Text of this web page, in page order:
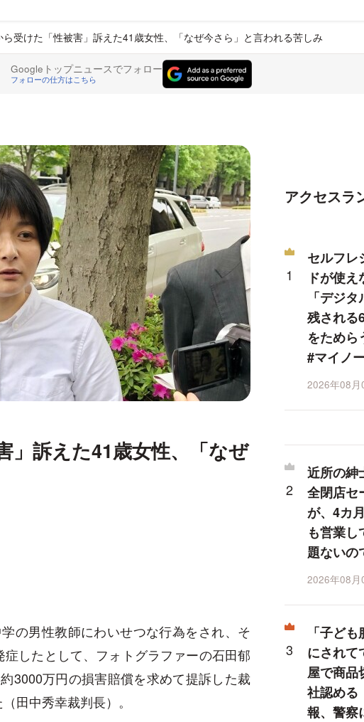
ら受けた「性被害」訴えた41歳女性、「なぜ今さら」と言われる苦しみ
Googleトップニュースでフォロー
フォローの仕方はこちら
」訴えた41歳女性、「なぜ
の男性教師にわいせつな行為をされ、そ
したとして、フォトグラファーの石田郁
3000万円の損害賠償を求めて提訴した裁
田中秀幸裁判長）。
アクセスラ
セルフレ
ドが使
「デジ
残される
をため
#マイノ
2026年08
近所の紳
全閉店セ
が、4カ
も営業し
題ないの
2026年08
「子ど
にされて
屋で商品
社認める
報、警察